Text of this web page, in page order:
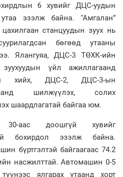
6 хувийг ДЦС-уудын
эзэлж байна. “Амгалан”
станцуудын зуух нь
бөгөөд утааны
Ялангуяа, ДЦС-3 ТӨХК-ийн
үйл ажиллагаанд
хийх, ДЦС-2, ДЦС-3-ын
шилжүүлэх, солих
шаардлагатай байгаа юм.
30-аас доошгүй хувийг
бохирдол эзэлж байна.
бүртгэлтэй байгаагаас 74.2
насжилттай. Автомашин 0-5
ялгарах утаанд хорт